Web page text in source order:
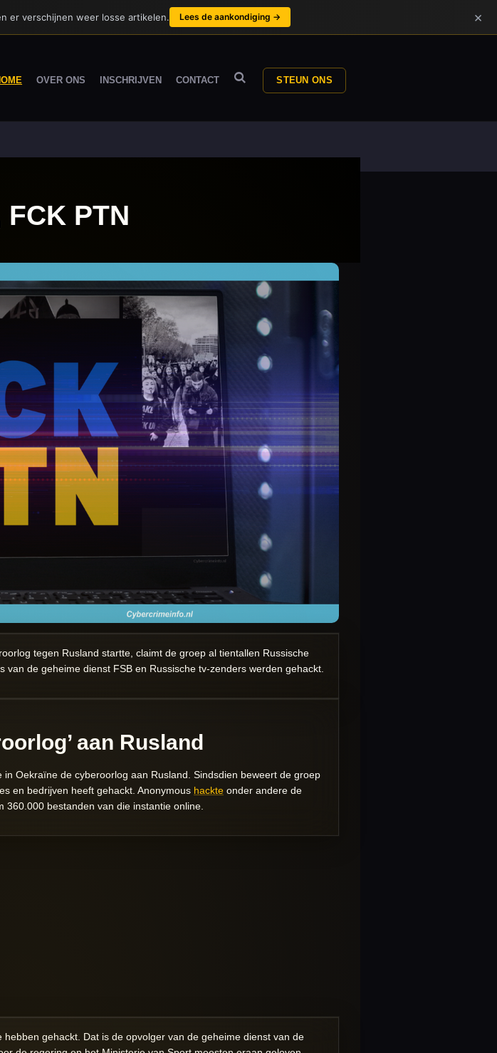
OVER ONS INSCHRIJVEN CONTACT STEUN ONS
PTN
tegen Rusland startte, claimt de groep al tientallen Russische
de geheime dienst FSB en Russische tv-zenders werden gehackt.
aan Rusland
in Oekraïne de cyberoorlog aan Rusland . Sindsdien beweert de groep
en bedrijven heeft gehackt. Anonymous hackte onder andere de
bestanden van die instantie online.
gehackt. Dat is de opvolger van de geheime dienst van de
er verschijnen weer losse artikelen. Lees de aankondiging → ×